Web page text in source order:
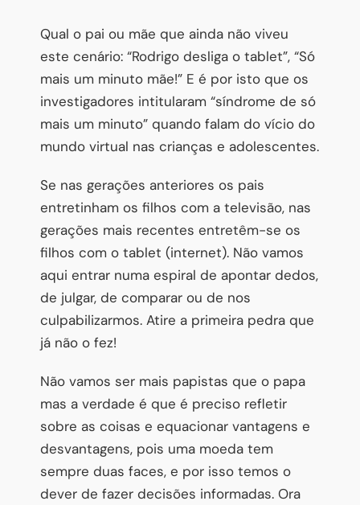
Qual o pai ou mãe que ainda não viveu
este cenário: “Rodrigo desliga o tablet”, “Só
mais um minuto mãe!” E é por isto que os
investigadores intitularam “síndrome de só
mais um minuto” quando falam do vício do
mundo virtual nas crianças e adolescentes.
Se nas gerações anteriores os pais
entretinham os filhos com a televisão, nas
gerações mais recentes entretêm-se os
filhos com o tablet (internet). Não vamos
aqui entrar numa espiral de apontar dedos,
de julgar, de comparar ou de nos
culpabilizarmos. Atire a primeira pedra que
já não o fez!
Não vamos ser mais papistas que o papa
mas a verdade é que é preciso refletir
sobre as coisas e equacionar vantagens e
desvantagens, pois uma moeda tem
sempre duas faces, e por isso temos o
dever de fazer decisões informadas. Ora